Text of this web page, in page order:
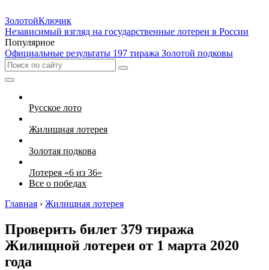
ЗолотойКлючик
Независимый взгляд на государственные лотереи в России
Популярное
Официальные результаты 197 тиража Золотой подковы
Русское лото
Жилищная лотерея
Золотая подкова
Лотерея «6 из 36»
Все о победах
Главная › Жилищная лотерея
Проверить билет 379 тиража
Жилищной лотереи от 1 марта 2020
года